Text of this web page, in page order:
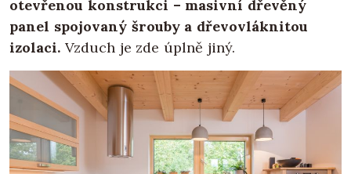
otevřenou konstrukci – masivní dřevěný
panel spojovaný šrouby a dřevovláknitou
izolaci. Vzduch je zde úplně jiný.